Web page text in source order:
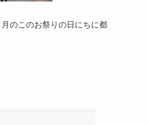
のこのお祭りの日にちに都